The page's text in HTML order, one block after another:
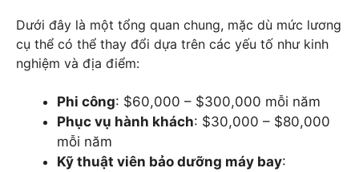
Dưới đây là một tổng quan chung, mặc dù mức lương
cụ thể có thể thay đổi dựa trên các yếu tố như kinh
nghiệm và địa điểm:
Phi công: $60,000 – $300,000 mỗi năm
Phục vụ hành khách: $30,000 – $80,000
mỗi năm
Kỹ thuật viên bảo dưỡng máy bay: